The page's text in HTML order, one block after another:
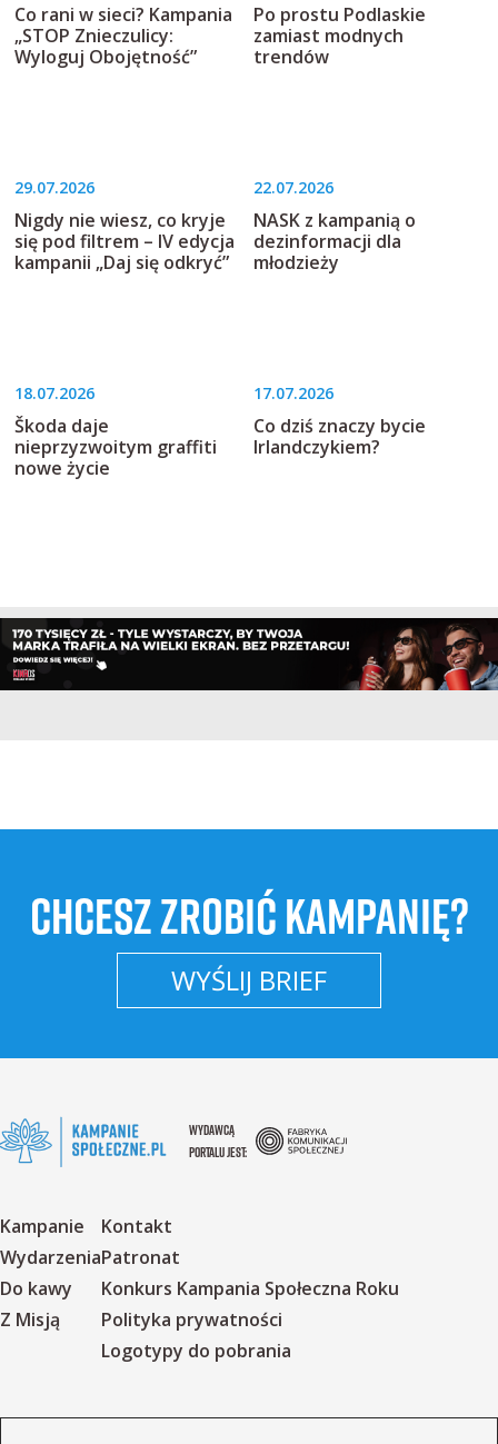
Co rani w sieci? Kampania
„STOP Znieczulicy:
Wyloguj Obojętność”
Po prostu Podlaskie
zamiast modnych
trendów
29.07.2026
Nigdy nie wiesz, co kryje
się pod filtrem – IV edycja
kampanii „Daj się odkryć”
22.07.2026
NASK z kampanią o
dezinformacji dla
młodzieży
18.07.2026
Škoda daje
nieprzyzwoitym graffiti
nowe życie
17.07.2026
Co dziś znaczy bycie
Irlandczykiem?
CHCESZ ZROBIĆ KAMPANIĘ?
WYŚLIJ BRIEF
WYDAWCĄ
PORTALU JEST:
Kampanie
Wydarzenia
Do kawy
Z Misją
Kontakt
Patronat
Konkurs Kampania Społeczna Roku
Polityka prywatności
Logotypy do pobrania